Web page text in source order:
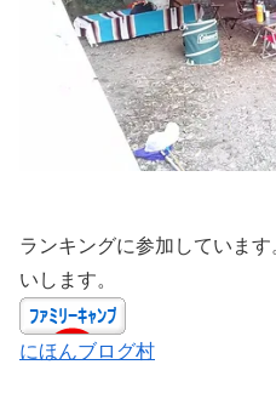
ランキングに参加していま
いします。
にほんブログ村